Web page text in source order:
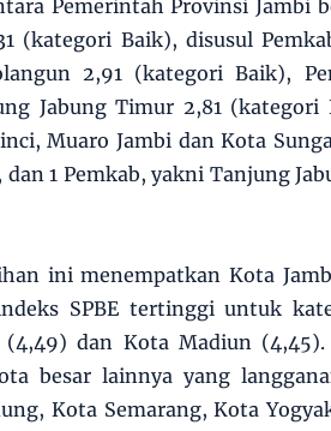
Pemerintah Provinsi Jambi
(kategori Baik), disusul
2,91 (kategori Baik),
Jabung Timur 2,81 (kategori
Muaro Jambi dan Kota
1 Pemkab, yakni Tanjung
ini menempatkan Kota
SPBE tertinggi untuk
(4,49) dan Kota Madiun
besar lainnya yang
Kota Semarang, Kota